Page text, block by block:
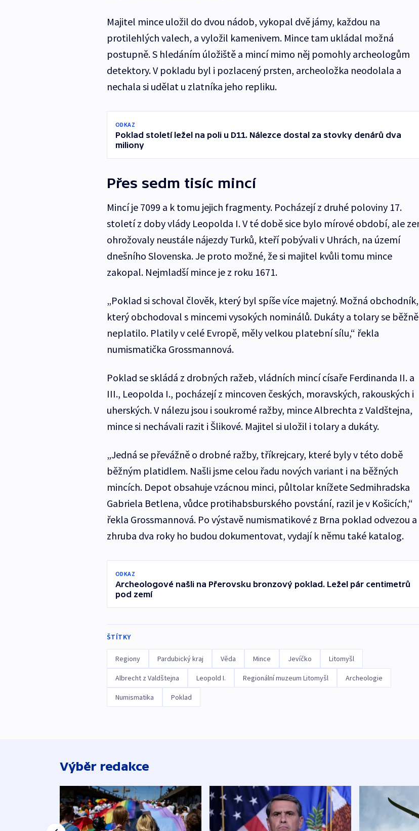
Majitel mince uložil do dvou nádob, vykopal dvě jámy, každou na
protilehlých valech, a vyložil kamenivem. Mince tam ukládal možná
postupně. S hledáním úložiště a mincí mimo něj pomohly archeologům
detektory. V pokladu byl i pozlacený prsten, archeoložka neodolala a
nechala si udělat u zlatníka jeho repliku.
ODKAZ
Poklad století ležel na poli u D11. Nálezce dostal za stovky denárů dva
miliony
Přes sedm tisíc mincí
Mincí je 7099 a k tomu jejich fragmenty. Pocházejí z druhé poloviny 17.
století z doby vlády Leopolda I. V té době sice bylo mírové období, ale
ohrožovaly neustále nájezdy Turků, kteří pobývali v Uhrách, na území
dnešního Slovenska. Je proto možné, že si majitel kvůli tomu mince
zakopal. Nejmladší mince je z roku 1671.
„Poklad si schoval člověk, který byl spíše více majetný. Možná obchodník,
který obchodoval s mincemi vysokých nominálů. Dukáty a tolary se běžně
neplatilo. Platily v celé Evropě, měly velkou platební sílu,“ řekla
numismatička Grossmannová.
Poklad se skládá z drobných ražeb, vládních mincí císaře Ferdinanda II. a
III., Leopolda I., pocházejí z mincoven českých, moravských, rakouských i
uherských. V nálezu jsou i soukromé ražby, mince Albrechta z Valdštejna,
mince si nechávali razit i Šlikové. Majitel si uložil i tolary a dukáty.
„Jedná se převážně o drobné ražby, tříkrejcary, které byly v této době
běžným platidlem. Našli jsme celou řadu nových variant i na běžných
mincích. Depot obsahuje vzácnou minci, půltolar knížete Sedmihradska
Gabriela Betlena, vůdce protihabsburského povstání, razil je v Košicích,“
řekla Grossmannová. Po výstavě numismatikové z Brna poklad odvezou a
zhruba dva roky ho budou dokumentovat, vydají k němu také katalog.
ODKAZ
Archeologové našli na Přerovsku bronzový poklad. Ležel pár centimetrů
pod zemí
ŠTÍTKY
Regiony Pardubický kraj Věda Mince Jevíčko Litomyšl
Albrecht z Valdštejna Leopold I. Regionální muzeum Litomyšl Archeologie
Numismatika Poklad
Výběr redakce